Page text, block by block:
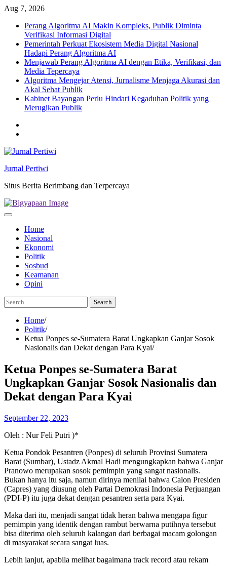
Skip
content
Aug 7, 2026
Perang Algoritma AI Makin Kompleks, Publik Diminta
Verifikasi Informasi Digital
Pemerintah Perkuat Ekosistem Media Digital Nasional
Hadapi Perang Algoritma AI
Menjawab Perang Algoritma AI dengan Etika, Verifikasi, dan
Media Tepercaya
Algoritma Mengejar Atensi, Jurnalisme Menjaga Akurasi dan
Akal Sehat Publik
Kabinet Bayangan Perlu Hindari Kegaduhan Politik yang
Merugikan Publik
Jurnal Pertiwi
Situs Berita Berimbang dan Terpercaya
Home
Nasional
Ekonomi
Politik
Sosbud
Keamanan
Opini
Search
for:
Home
Politik
Ketua Ponpes se-Sumatera Barat Ungkapkan Ganjar Sosok
Nasionalis dan Dekat dengan Para Kyai
Ketua Ponpes se-Sumatera Barat
Ungkapkan Ganjar Sosok Nasionalis dan
Dekat dengan Para Kyai
September 22, 2023
Oleh : Nur Feli Putri )*
Ketua Pondok Pesantren (Ponpes) di seluruh Provinsi Sumatera
Barat (Sumbar), Ustadz Akmal Hadi mengungkapkan bahwa Ganjar
Pranowo merupakan sosok pemimpin yang sangat nasionalis.
Bukan hanya itu saja, namun dirinya menilai bahwa Calon Presiden
(Capres) yang diusung oleh Partai Demokrasi Indonesia Perjuangan
(PDI-P) itu juga dekat dengan pesantren serta para Kyai.
Maka dari itu, menjadi sangat tidak heran bahwa mengapa figur
pemimpin yang identik dengan rambut berwarna putihnya tersebut
bisa diterima oleh seluruh kalangan dari berbagai macam golongan
di masyarakat secara sangat luas.
Lebih lanjut, apabila melihat bagaimana track record atau rekam